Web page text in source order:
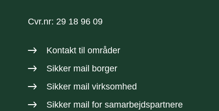
Cvr.nr: 29 18 96 09
Kontakt til områder
Sikker mail borger
Sikker mail virksomhed
Sikker mail for samarbejdspartnere